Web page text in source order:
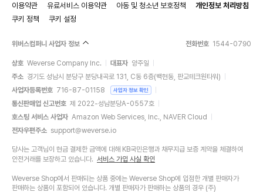
이용약관 유료서비스 이용약관 아동 및 청소년 보호정책
개인정보 처리방침
쿠키 정책
쿠키 설정
위버스컴퍼니 사업자 정보 전화번호 1544-0790
상호 Weverse Company Inc. 대표자 양주일
주소 경기도 성남시 분당구 분당내곡로 131, C동 6층(백현동, 판교테크원타워)
사업자등록번호 716-87-01158 사업자 정보 확인
통신판매업 신고번호 제 2022-성남분당A-0557호
호스팅 서비스 사업자 Amazon Web Services, Inc., NAVER Cloud
전자우편주소 support@weverse.io
당사는 고객님이 현금 결제한 금액에 대해 KB국민은행과 채무지급 보증 계약을 체결하여
안전거래를 보장하고 있습니다. 서비스 가입 사실 확인
Weverse Shop에서 판매되는 상품 중에는 Weverse Shop에 입점한 개별 판매자가
판매하는 상품이 포함되어 있습니다. 개별 판매자가 판매하는 상품의 경우 (주)